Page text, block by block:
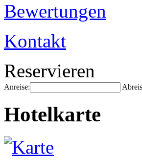
Bewertungen
Kontakt
Reservieren
Anreise:
Hotelkarte